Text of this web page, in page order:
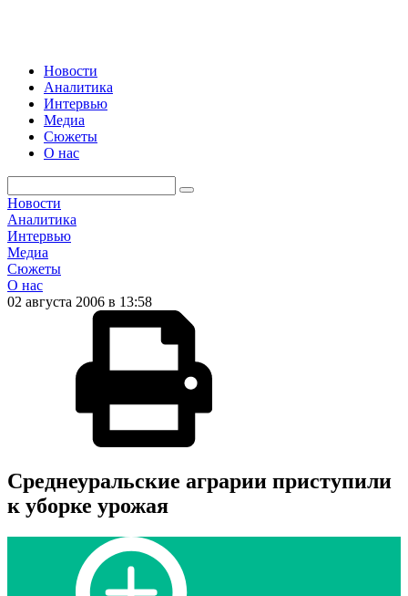
Новости
Аналитика
Интервью
Медиа
Сюжеты
О нас
Новости
Аналитика
Интервью
Медиа
Сюжеты
О нас
02 августа 2006 в 13:58
Среднеуральские аграрии приступили
к уборке урожая